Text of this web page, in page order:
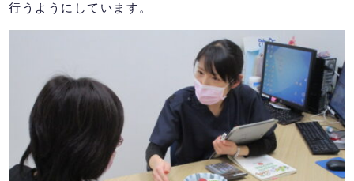
行うようにしています。